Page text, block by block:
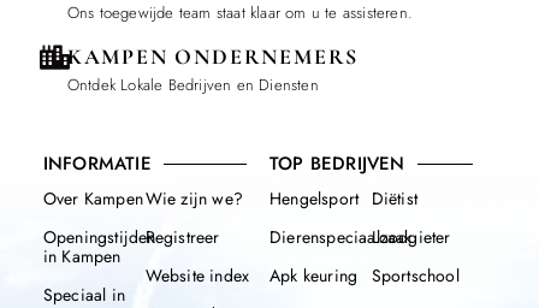
Ons toegewijde team staat klaar om u te assisteren.
KAMPEN ONDERNEMERS
Ontdek Lokale Bedrijven en Diensten
INFORMATIE
Over Kampen
Openingstijden
in Kampen
Speciaal in
Wie zijn we?
Registreer
Website index
TOP BEDRIJVEN
Hengelsport
Dierenspeciaalzaak
Apk keuring
Diëtist
Loodgieter
Sportschool